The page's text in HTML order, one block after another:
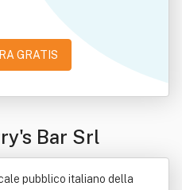
GRATIS
Bar Srl
pubblico italiano della